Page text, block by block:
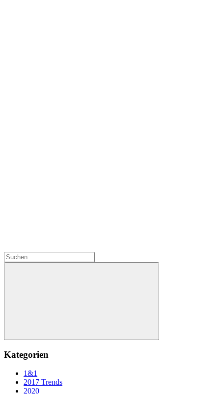
Suchen
nach:
Suchen
Kategorien
1&1
2017 Trends
2020